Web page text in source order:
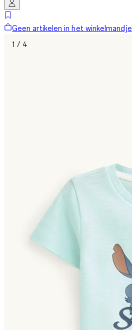
Geen artikelen in het winkelmandje
1 / 4